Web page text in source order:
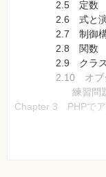
2.5 定数
2.6 式と演
2.7 制御構
2.8 関数
2.9 クラス ～
2.10 オブジェ
練習問
Chapter 3 PHPでア
3.1 日付／時
3.2 正規表現